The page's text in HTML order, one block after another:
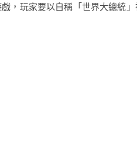
，玩家要以自稱「世界大總統